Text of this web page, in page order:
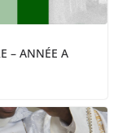
– ANNÉE A